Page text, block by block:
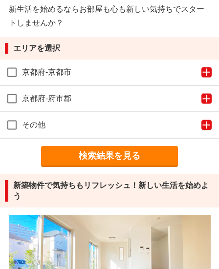
新生活を始めるならお部屋も心も新しい気持ちでスター
トしませんか？
エリアを選択
京都府-京都市
京都府-府市郡
その他
検索結果を見る
新築物件で気持ちもリフレッシュ！新しい生活を始めよ
う